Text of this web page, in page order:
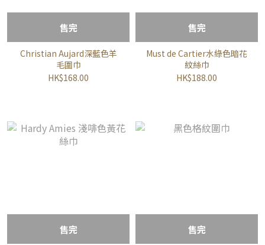
售完
Christian Aujard深藍色羊
毛圍巾
HK$168.00
售完
Must de Cartier水綠色暗花
紋絲巾
HK$188.00
售完 售完